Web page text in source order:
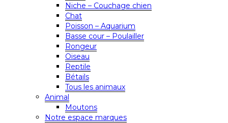
Niche – Couchage chien
Chat
Poisson – Aquarium
Basse cour – Poulailler
Rongeur
Oiseau
Reptile
Bétails
Tous les animaux
Animal
Moutons
Notre espace marques